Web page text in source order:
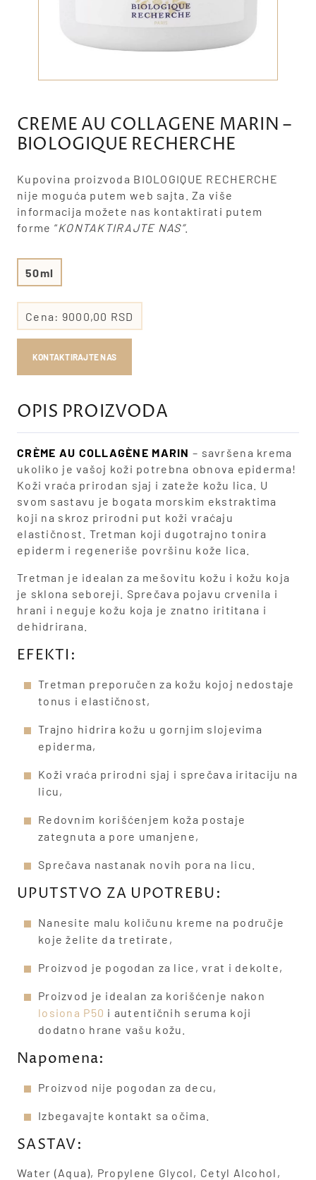
CREME AU COLLAGENE MARIN –
BIOLOGIQUE RECHERCHE
Kupovina proizvoda BIOLOGIQUE RECHERCHE
nije moguća putem web sajta. Za više
informacija možete nas kontaktirati putem
forme “KONTAKTIRAJTE NAS”.
50ml
Cena: 9000,00 RSD
KONTAKTIRAJTE NAS
OPIS PROIZVODA
CRÈME AU COLLAGÈNE MARIN – savršena krema
ukoliko je vašoj koži potrebna obnova epiderma!
Koži vraća prirodan sjaj i zateže kožu lica. U
svom sastavu je bogata morskim ekstraktima
koji na skroz prirodni put koži vraćaju
elastičnost. Tretman koji dugotrajno tonira
epiderm i regeneriše površinu kože lica.
Tretman je idealan za mešovitu kožu i kožu koja
je sklona seboreji. Sprečava pojavu crvenila i
hrani i neguje kožu koja je znatno irititana i
dehidrirana.
EFEKTI:
Tretman preporučen za kožu kojoj nedostaje
tonus i elastičnost,
Trajno hidrira kožu u gornjim slojevima
epiderma,
Koži vraća prirodni sjaj i sprečava iritaciju na
licu,
Redovnim korišćenjem koža postaje
zategnuta a pore umanjene,
Sprečava nastanak novih pora na licu.
UPUTSTVO ZA UPOTREBU:
Nanesite malu količunu kreme na područje
koje želite da tretirate,
Proizvod je pogodan za lice, vrat i dekolte,
Proizvod je idealan za korišćenje nakon
losiona P50 i autentičnih seruma koji
dodatno hrane vašu kožu.
Napomena:
Proizvod nije pogodan za decu,
Izbegavajte kontakt sa očima.
SASTAV:
Water (Aqua), Propylene Glycol, Cetyl Alcohol,